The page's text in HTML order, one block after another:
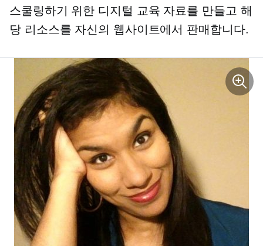
스쿨링하기 위한 디지털 교육 자료를 만들고 해
당 리소스를 자신의 웹사이트에서 판매합니다.